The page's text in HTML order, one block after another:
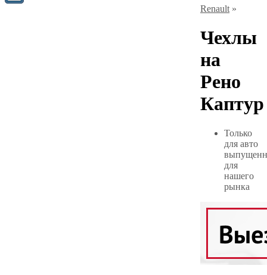
Renault »
Чехлы
на
Рено
Каптур
Только
для авто
для
нашего
рынка